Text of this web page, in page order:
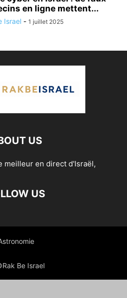
en ligne mettent...
Israel - 1 juillet 2025
US
meilleur en direct d'Israël,
US
Be Israel